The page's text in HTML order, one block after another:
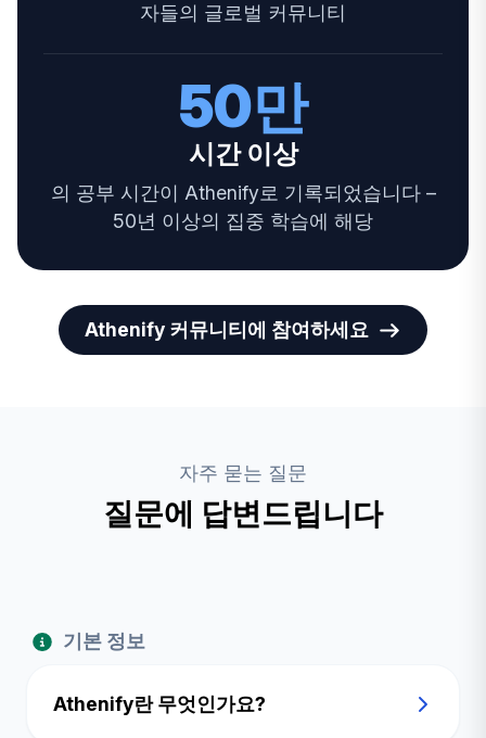
자들의 글로벌 커뮤니티
50만
시간 이상
의 공부 시간이 Athenify로 기록되었습니다 –
50년 이상의 집중 학습에 해당
Athenify 커뮤니티에 참여하세요
자주 묻는 질문
질문에 답변드립니다
기본 정보
Athenify란 무엇인가요?